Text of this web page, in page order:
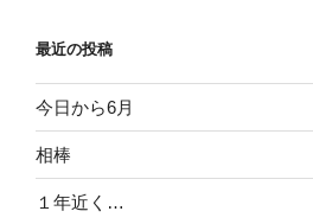
最近の投稿
今日から6月
相棒
１年近く…